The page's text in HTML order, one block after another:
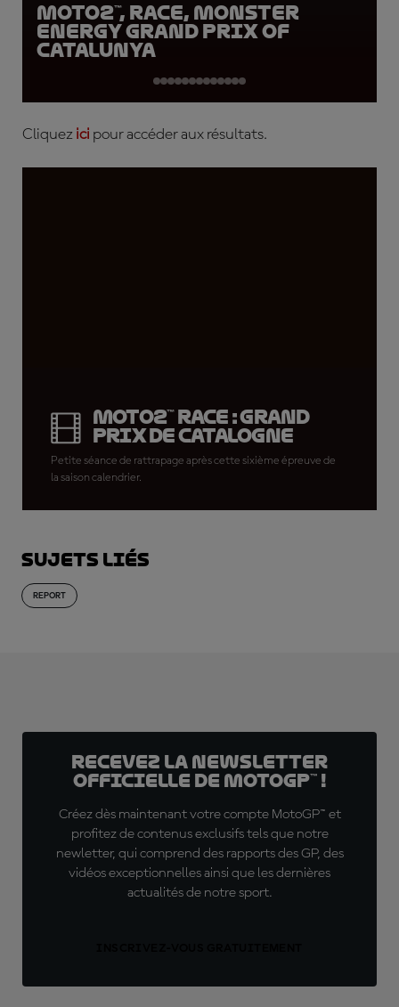
Moto2™, Race, Monster
Energy Grand Prix of
Catalunya
Cliquez ici pour accéder aux résultats.
Moto2™ Race : Grand
Prix de Catalogne
Petite séance de rattrapage après cette sixième épreuve de
la saison calendrier.
Sujets liés
REPORT
Recevez la Newsletter
officielle de MotoGP™ !
Créez dès maintenant votre compte MotoGP™ et
profitez de contenus exclusifs tels que notre
newletter, qui comprend des rapports des GP, des
vidéos exceptionnelles ainsi que les dernières
actualités de notre sport.